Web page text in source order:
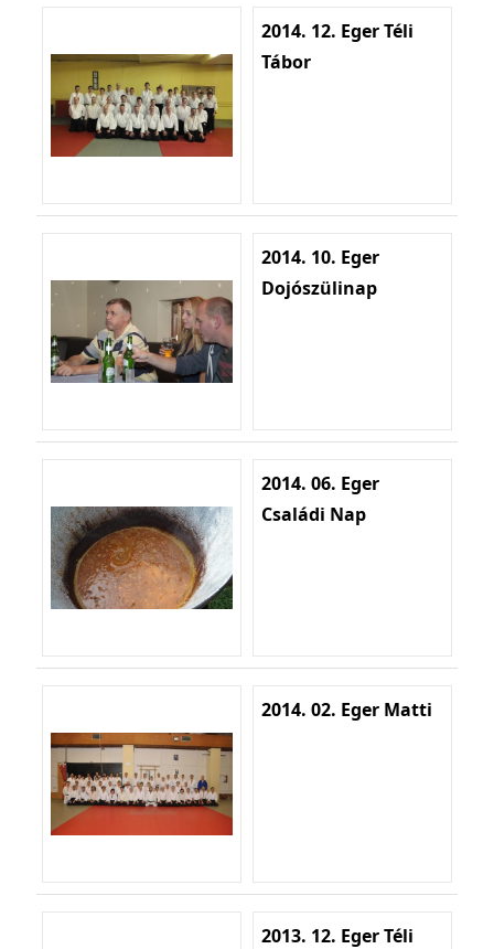
2014. 12. Eger Téli
Tábor
2014. 10. Eger
Dojószülinap
2014. 06. Eger
Családi Nap
2014. 02. Eger Matti
2013. 12. Eger Téli